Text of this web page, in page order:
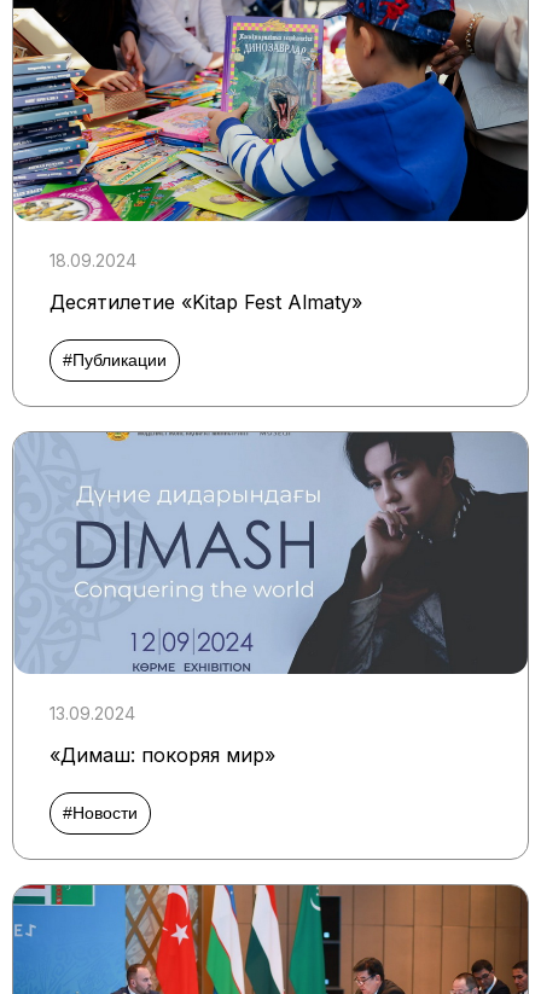
18.09.2024
Десятилетие «Kitap Fest Almaty»
#Публикации
13.09.2024
«Димаш: покоряя мир»
#Новости